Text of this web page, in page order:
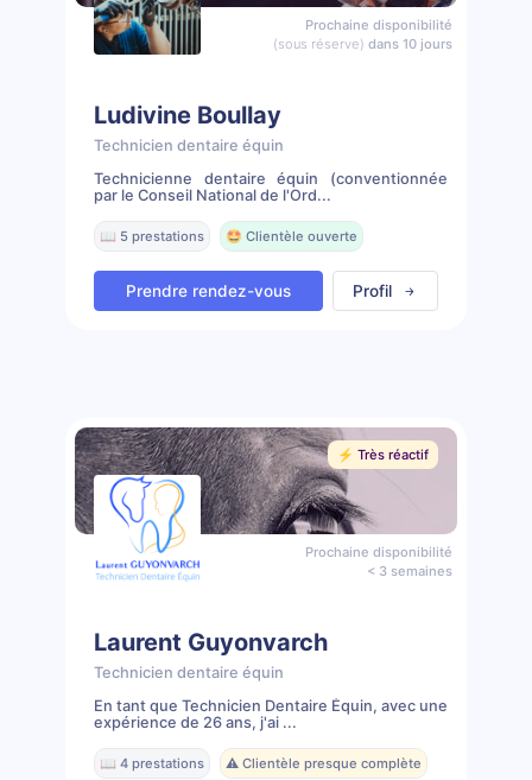
Prochaine disponibilité
(sous réserve) dans 10 jours
Ludivine Boullay
Technicien dentaire équin
Technicienne dentaire équin (conventionnée
par le Conseil National de l'Ord...
📖 5 prestations 🤩 Clientèle ouverte
Prendre rendez-vous Profil
⚡️ Très réactif
Prochaine disponibilité
< 3 semaines
Laurent Guyonvarch
Technicien dentaire équin
En tant que Technicien Dentaire Équin, avec une
expérience de 26 ans, j'ai ...
📖 4 prestations ⚠️ Clientèle presque complète